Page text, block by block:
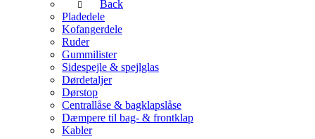
Back
Pladedele
Kofangerdele
Ruder
Gummilister
Sidespejle & spejlglas
Dørdetaljer
Dørstop
Centrallåse & bagklapslåse
Dæmpere til bag- & frontklap
Kabler